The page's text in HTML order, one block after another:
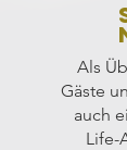
Als
Gäste
auch
Life-